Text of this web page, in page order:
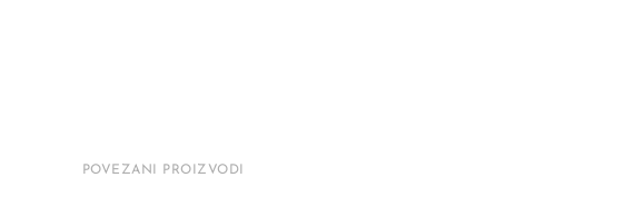
POVEZANI PROIZVODI